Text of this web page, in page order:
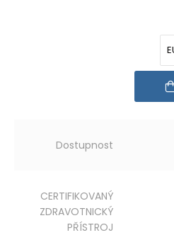
Dostupnost
CERTIFIKOVANÝ
ZDRAVOTNICKÝ
PŘÍSTROJ